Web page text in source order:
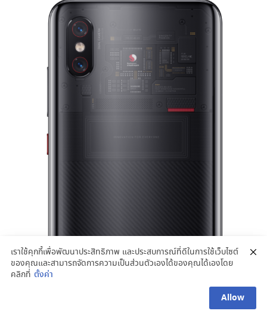
เราใช้คุกกี้เพื่อพัฒนาประสิทธิภาพ และประสบการณ์ที่ดีในการใช้เว็บไซต์
ของคุณและสามารถจัดการความเป็นส่วนตัวเองได้ของคุณได้เองโดย
คลิกที่ ตั้งค่า
Allow